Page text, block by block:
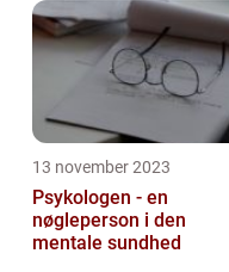
13 november 2023
Psykologen - en
nøgleperson i den
mentale sundhed